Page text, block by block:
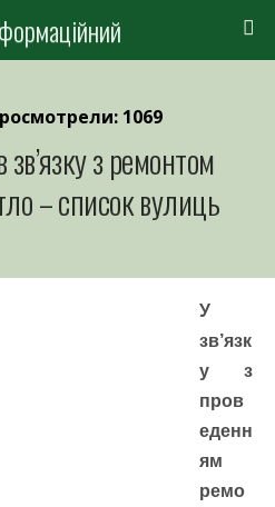
1069
зв’язку з ремонтом
– список вулиць
У
зв’язк
у з
пров
еденн
ям
ремо